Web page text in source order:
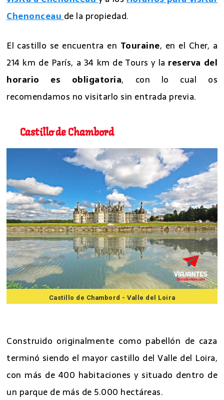
Chenonceaude la propiedad.
El castillo se encuentra en Touraine, en el Cher, a
214 km de París, a 34 km de Tours y la reserva del
horario es obligatoria, con lo cual os
recomendamos no visitarlo sin entrada previa.
Castillo de Chambord
Castillo de Chambord - Valle del Loira
Construido originalmente como pabellón de caza
terminó siendo el mayor castillo del Valle del Loira,
con más de 400 habitaciones y situado dentro de
un parque de más de 5.000 hectáreas.